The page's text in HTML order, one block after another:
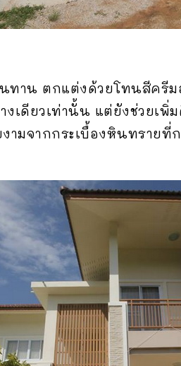
ทาน ตกแต่งด้วยโทนสีครี
เดียวเท่านั้น แต่ยังช่วยเ
ามจากกระเบื้องหินทราย